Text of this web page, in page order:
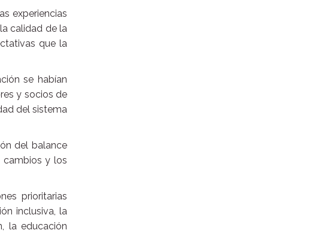
experiencias
calidad de la
que la
se habían
y socios de
del sistema
del balance
cambios y los
prioritarias
inclusiva, la
la educación